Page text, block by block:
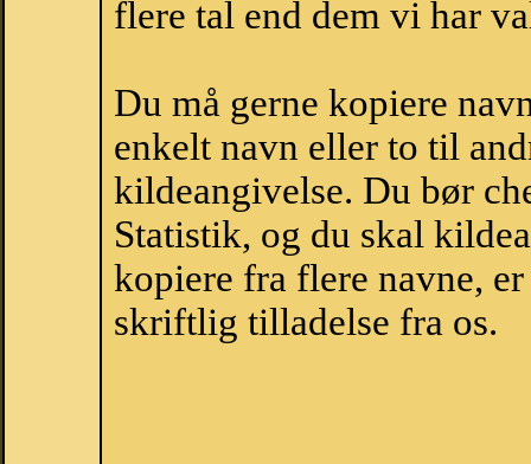
flere tal end dem vi har
Du må gerne kopiere
enkelt navn eller to til
kildeangivelse. Du bør
Statistik, og du skal
kopiere fra flere navne,
skriftlig tilladelse fra os.